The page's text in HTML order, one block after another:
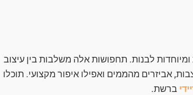
לבנות. תחפושות אלה משלבות בין עיצוב
אביזרים מהממים ואפילו איפור מקצועי. תוכלו
ברשת.